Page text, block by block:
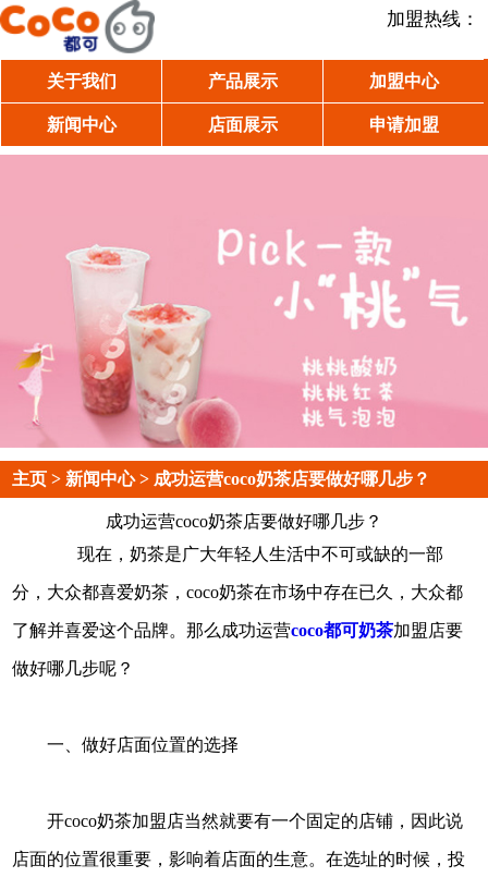
加盟热线：
关于我们 产品展示 加盟中心
新闻中心 店面展示 申请加盟
主页 > 新闻中心> 成功运营coco奶茶店要做好哪几步？
成功运营coco奶茶店要做好哪几步？
现在，奶茶是广大年轻人生活中不可或缺的一部
分，大众都喜爱奶茶，coco奶茶在市场中存在已久，大众都
了解并喜爱这个品牌。那么成功运营coco都可奶茶加盟店要
做好哪几步呢？
一、做好店面位置的选择
开coco奶茶加盟店当然就要有一个固定的店铺，因此说
店面的位置很重要，影响着店面的生意。在选址的时候，投